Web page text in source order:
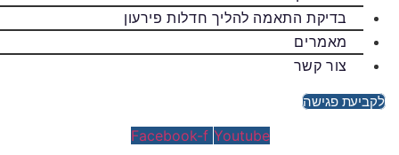
בדיקת התאמה להליך חדלות פירעון
מאמרים
צור קשר
לקביעת פגישה
Facebook-f Youtube